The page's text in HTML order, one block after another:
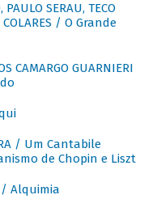
SERAU, TECO
COLARES / O Grande
CAMARGO GUARNIERI
/ Um Cantabile
de Chopin e Liszt
/ Alquimia